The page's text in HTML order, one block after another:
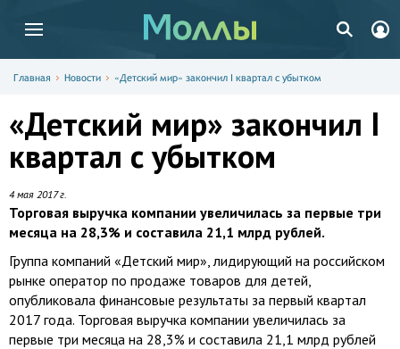
Главная Новости «Детский мир» закончил I квартал с убытком
«Детский мир» закончил I
квартал с убытком
4 мая 2017 г.
Торговая выручка компании увеличилась за первые три
месяца на 28,3% и составила 21,1 млрд рублей.
Группа компаний «Детский мир», лидирующий на российском
рынке оператор по продаже товаров для детей,
опубликовала финансовые результаты за первый квартал
2017 года. Торговая выручка компании увеличилась за
первые три месяца на 28,3% и составила 21,1 млрд рублей